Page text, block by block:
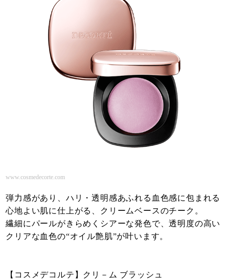
www.cosmedecorte.com
弾力感があり、ハリ・透明感あふれる血色感に包まれる
心地よい肌に仕上がる、クリームベースのチーク。
繊細にパールがきらめくシアーな発色で、透明度の高い
クリアな血色の“オイル艶肌”が叶います。
【コスメデコルテ】クリ－ム ブラッシュ